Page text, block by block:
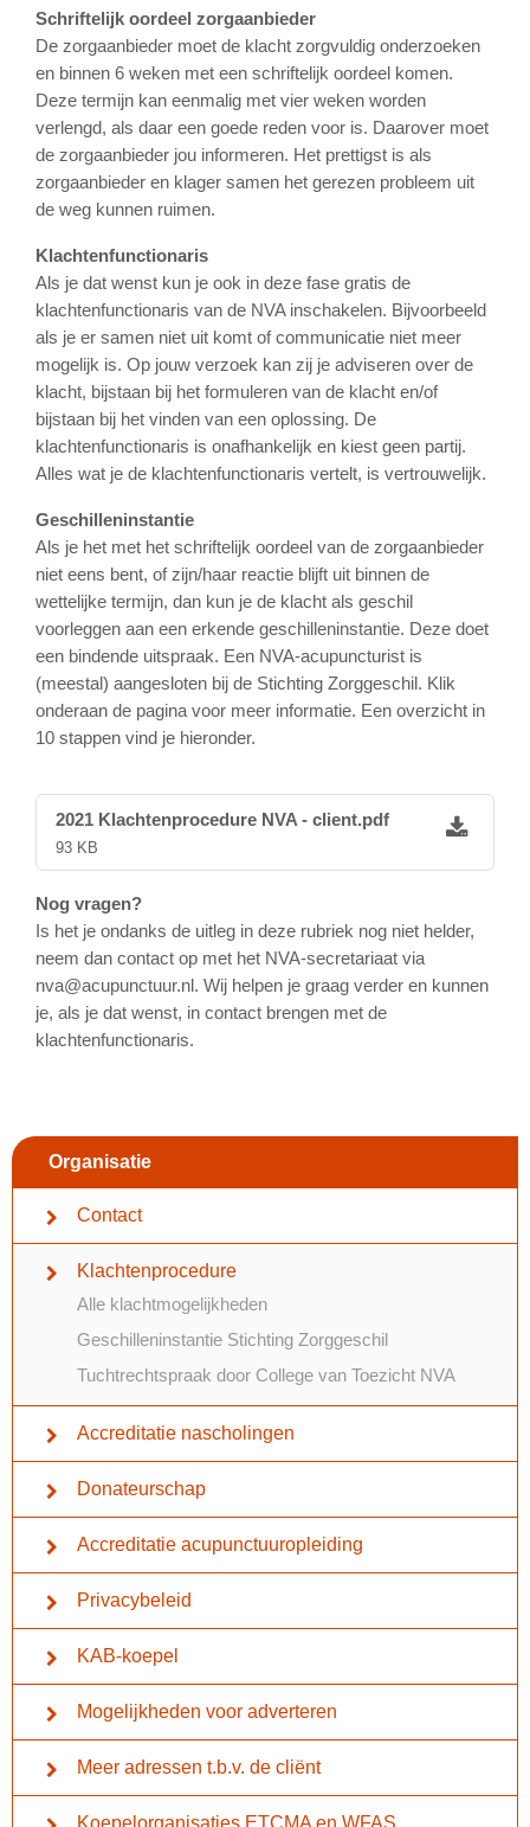
Organisatie
Contact
Klachtenprocedure
Alle klachtmogelijkheden
Geschilleninstantie Stichting Zorggeschil
Tuchtrechtspraak door College van Toezicht NVA
Accreditatie nascholingen
Donateurschap
Accreditatie acupunctuuropleiding
Privacybeleid
KAB-koepel
Mogelijkheden voor adverteren
Meer adressen t.b.v. de cliënt
Koepelorganisaties ETCMA en WFAS
Schriftelijk oordeel zorgaanbieder
De zorgaanbieder moet de klacht zorgvuldig onderzoeken
en binnen 6 weken met een schriftelijk oordeel komen.
Deze termijn kan eenmalig met vier weken worden
verlengd, als daar een goede reden voor is. Daarover moet
de zorgaanbieder jou informeren. Het prettigst is als
zorgaanbieder en klager samen het gerezen probleem uit
de weg kunnen ruimen.
Klachtenfunctionaris
Als je dat wenst kun je ook in deze fase gratis de
klachtenfunctionaris van de NVA inschakelen. Bijvoorbeeld
als je er samen niet uit komt of communicatie niet meer
mogelijk is. Op jouw verzoek kan zij je adviseren over de
klacht, bijstaan bij het formuleren van de klacht en/of
bijstaan bij het vinden van een oplossing. De
klachtenfunctionaris is onafhankelijk en kiest geen partij.
Alles wat je de klachtenfunctionaris vertelt, is vertrouwelijk.
Geschilleninstantie
Als je het met het schriftelijk oordeel van de zorgaanbieder
niet eens bent, of zijn/haar reactie blijft uit binnen de
wettelijke termijn, dan kun je de klacht als geschil
voorleggen aan een erkende geschilleninstantie. Deze doet
een bindende uitspraak. Een NVA-acupuncturist is
(meestal) aangesloten bij de Stichting Zorggeschil. Klik
onderaan de pagina voor meer informatie. Een overzicht in
10 stappen vind je hieronder.
2021 Klachtenprocedure NVA - client.pdf
93 KB
Nog vragen?
Is het je ondanks de uitleg in deze rubriek nog niet helder,
neem dan contact op met het NVA-secretariaat via
nva@acupunctuur.nl. Wij helpen je graag verder en kunnen
je, als je dat wenst, in contact brengen met de
klachtenfunctionaris.